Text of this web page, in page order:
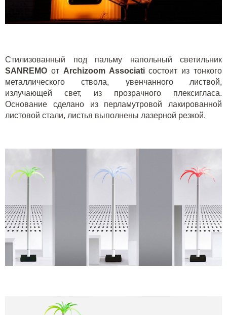
Стилизованный под пальму напольный светильник
SANREMO от Archizoom Associatiсостоит из тонкого
металлического ствола, увенчанного листвой,
излучающей свет, из прозрачного плексигласа.
Основание сделано из перламутровой лакированной
листовой стали, листья выполнены лазерной резкой.